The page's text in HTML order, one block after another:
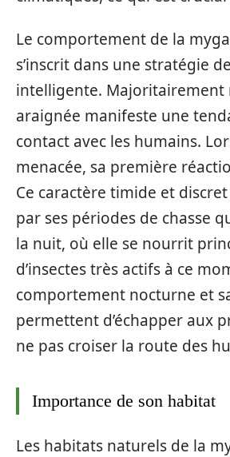
Le comportement de la
s’inscrit dans une stratégie
intelligente. Majoritairement
araignée manifeste une
contact avec les humains.
menacée, sa première
Ce caractère timide et
par ses périodes de chasse
la nuit, où elle se nourrit
d’insectes très actifs à ce
comportement nocturne et
permettent d’échapper aux
ne pas croiser la route des
Importance de son habitat
Les habitats naturels de la